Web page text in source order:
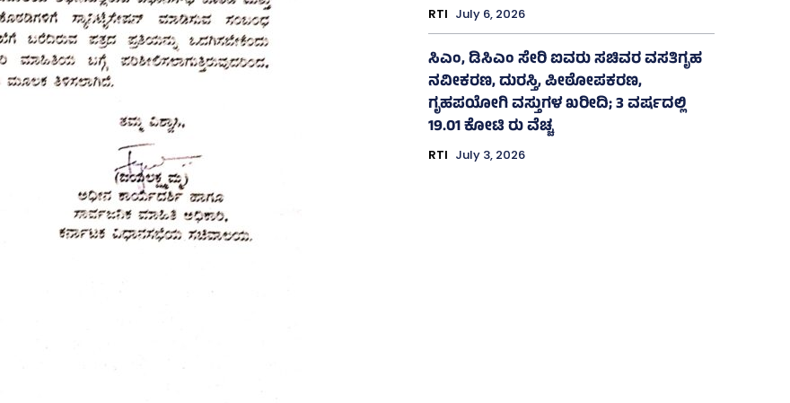
RTI July 6, 2026
ಸಿಎಂ, ಡಿಸಿಎಂ ಸೇರಿ ಐವರು ಸಚಿವರ ವಸತಿಗೃಹ
ನವೀಕರಣ, ದುರಸ್ತಿ, ಪೀಠೋಪಕರಣ,
ಗೃಹಪಯೋಗಿ ವಸ್ತುಗಳ ಖರೀದಿ; 3 ವರ್ಷದಲ್ಲಿ
19.01 ಕೋಟಿ ರು ವೆಚ್ಚ
RTI July 3, 2026